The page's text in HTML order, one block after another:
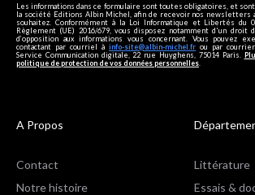
Les informations dans ce formulaire sont toutes obligatoires, et
la société Editions Albin Michel, afin de recevoir nos newsletters
souhaitez. Conformément à la Loi Informatique et Libertés du
Règlement (UE) 2016/679, vous disposez notamment d'un droit
d’opposition aux informations vous concernant. Vous pouvez
contactant par courriel à info-site@albin-michel.fr ou par
Service Communication digitale, 22 rue Huyghens, 75014 Paris.
politique de protection de vos données personnelles
A Propos
Contact
Notre histoire
Littérature
Essais &